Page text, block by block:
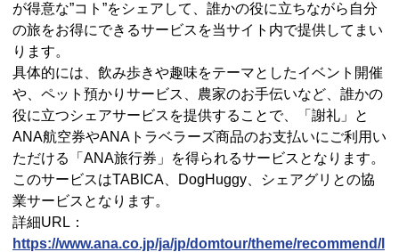
が得意な”コト”をシェアして、誰かの役に立ちながら自分
の旅をお得にできるサービスを当サイト内で提供してまい
ります。
具体的には、飲み歩きや趣味をテーマとしたイベント開催
や、ペット預かりサービス、農家のお手伝いなど、誰かの
役に立つシェアサービスを提供することで、「謝礼」と
ANA航空券やANAトラベラーズ商品のお支払いにご利用い
ただける「ANA旅行券」を得られるサービスとなります。
このサービスはTABICA、DogHuggy、シェアグリとの協
業サービスとなります。
詳細URL：
https://www.ana.co.jp/ja/jp/domtour/theme/recommend/l